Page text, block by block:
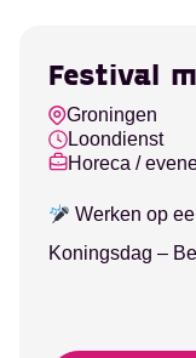
Festival
Groningen
Loondienst
Horeca /
Werken op
Koningsdag –